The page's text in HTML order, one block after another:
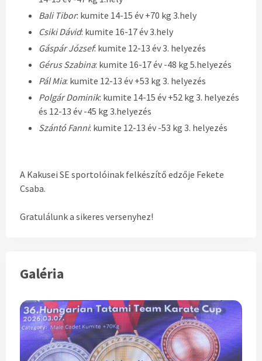
Bali Tibor: kumite 14-15 év +70 kg 3.hely
Csiki Dávid: kumite 16-17 év 3.hely
Gáspár József: kumite 12-13 év 3. helyezés
Gérus Szabina: kumite 16-17 év -48 kg 5.helyezés
Pál Mia: kumite 12-13 év +53 kg 3. helyezés
Polgár Dominik: kumite 14-15 év +52 kg 3. helyezés
és 12-13 év -45 kg 3.helyezés
Szántó Fanni: kumite 12-13 év -53 kg 3. helyezés
A Kakusei SE sportolóinak felkészítő edzője Fekete
Csaba.
Gratulálunk a sikeres versenyhez!
Galéria